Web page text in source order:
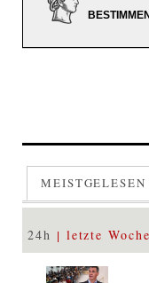
MEISTGELESEN
24h letzte Woche